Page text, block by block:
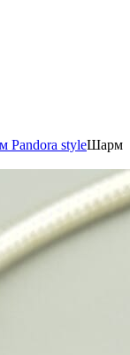
Pandora styleШарм